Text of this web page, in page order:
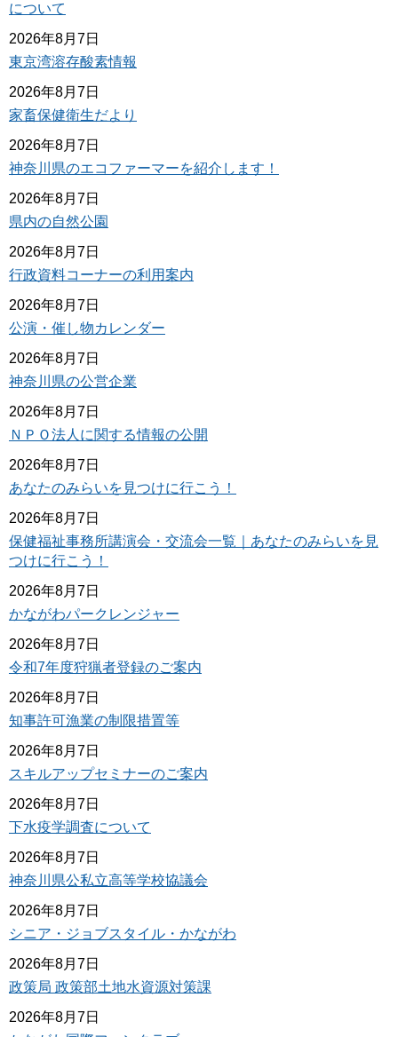
について
2026年8月7日
東京湾溶存酸素情報
2026年8月7日
家畜保健衛生だより
2026年8月7日
神奈川県のエコファーマーを紹介します！
2026年8月7日
県内の自然公園
2026年8月7日
行政資料コーナーの利用案内
2026年8月7日
公演・催し物カレンダー
2026年8月7日
神奈川県の公営企業
2026年8月7日
ＮＰＯ法人に関する情報の公開
2026年8月7日
あなたのみらいを見つけに行こう！
2026年8月7日
保健福祉事務所講演会・交流会一覧｜あなたのみらいを見
つけに行こう！
2026年8月7日
かながわパークレンジャー
2026年8月7日
令和7年度狩猟者登録のご案内
2026年8月7日
知事許可漁業の制限措置等
2026年8月7日
スキルアップセミナーのご案内
2026年8月7日
下水疫学調査について
2026年8月7日
神奈川県公私立高等学校協議会
2026年8月7日
シニア・ジョブスタイル・かながわ
2026年8月7日
政策局 政策部土地水資源対策課
2026年8月7日